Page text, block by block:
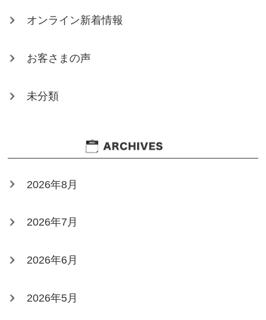
オンライン新着情報
お客さまの声
未分類
2026年8月
2026年7月
2026年6月
2026年5月